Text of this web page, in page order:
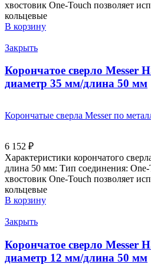
хвостовик Оne-Touch позволяет
кольцевые
В корзину
Закрыть
Корончатое сверло Messer
диаметр 35 мм/длина 50 мм
Корончатые сверла Messer по
6 152 ₽
Характеристики корончатого
длина 50 мм: Тип соединения:
хвостовик Оne-Touch позволяет
кольцевые
В корзину
Закрыть
Корончатое сверло Messer
диаметр 12 мм/длина 50 мм